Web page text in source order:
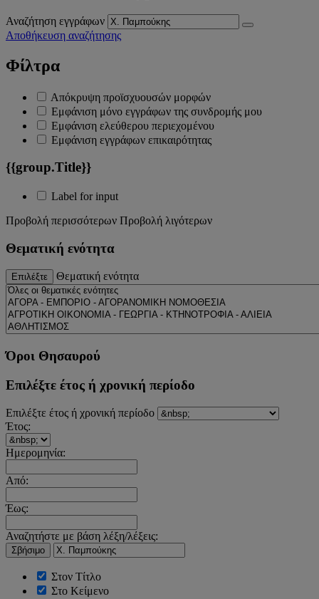
Αναζήτηση εγγράφων
Αποθήκευση αναζήτησης
Φίλτρα
Απόκρυψη προϊσχυουσών μορφών
Εμφάνιση μόνο εγγράφων της συνδρομής μου
Εμφάνιση ελεύθερου περιεχομένου
Εμφάνιση εγγράφων επικαιρότητας
{{group.Title}}
Label for input
Προβολή περισσότερων Προβολή λιγότερων
Θεματική ενότητα
Επιλέξτε Θεματική ενότητα
Όροι Θησαυρού
Επιλέξτε έτος ή χρονική περίοδο
Επιλέξτε έτος ή χρονική περίοδο
Έτος:
Ημερομηνία:
Από:
Έως:
Αναζητήστε με βάση λέξη/λέξεις:
Σβήσιμο
Στον Τίτλο
Στο Κείμενο